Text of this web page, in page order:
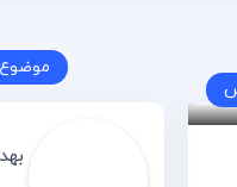
موضوع
خرید پد نوار